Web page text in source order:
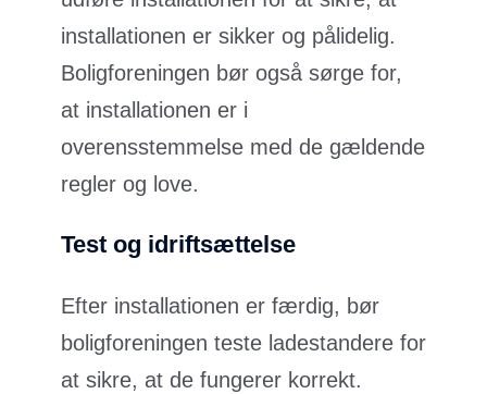
installationen er sikker og pålidelig.
Boligforeningen bør også sørge for,
at installationen er i
overensstemmelse med de gældende
regler og love.
Test og idriftsættelse
Efter installationen er færdig, bør
boligforeningen teste ladestandere for
at sikre, at de fungerer korrekt.